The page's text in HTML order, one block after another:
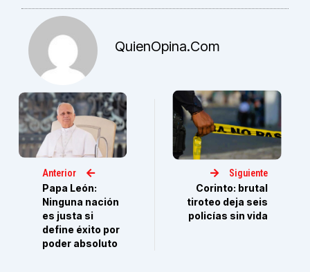
QuienOpina.com
Anterior
Papa León:
Ninguna nación
es justa si
define éxito por
poder absoluto
Siguiente
Corinto: brutal
tiroteo deja seis
policías sin vida